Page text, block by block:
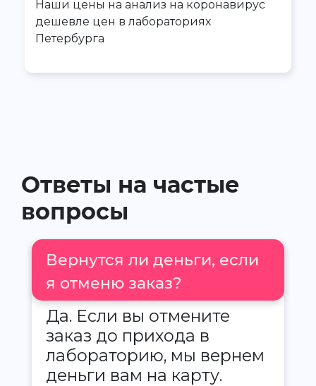
Наши цены на анализ на коронавирус
дешевле цен в лабораториях
Петербурга
Ответы на частые
вопросы
Вернутся ли деньги, если
я отменю заказ?
Да. Если вы отмените
заказ до прихода в
лабораторию, мы вернем
деньги вам на карту.